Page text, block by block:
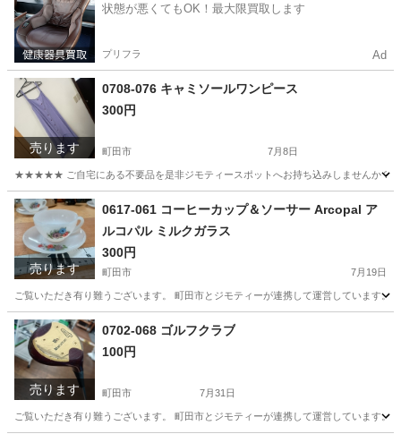
状態が悪くてもOK！最大限買取します
プリフラ Ad
売ります
0708-076 キャミソールワンピース
300円
町田市 7月8日
★★★★★ ご自宅にある不要品を是非ジモティースポットへお持ち込みしませんか？
東京 町田市 キャミソール
売ります
0617-061 コーヒーカップ＆ソーサー Arcopal ア
ルコパル ミルクガラス
300円
町田市 7月19日
ご覧いただき有り難うございます。 町田市とジモティーが連携して運営していま
東京 町田市 Arcopal
売ります
0702-068 ゴルフクラブ
100円
町田市 7月31日
ご覧いただき有り難うございます。 町田市とジモティーが連携して運営していま